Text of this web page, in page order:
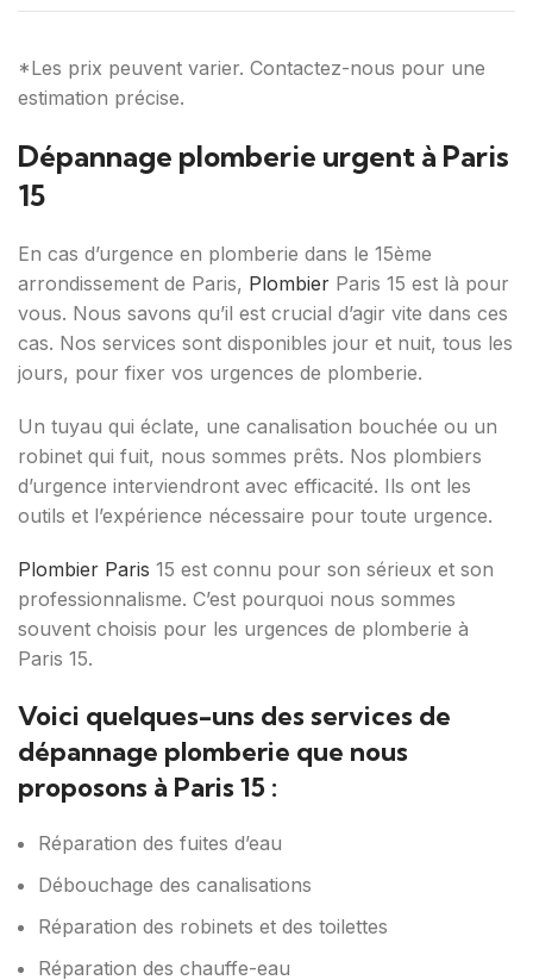
*Les prix peuvent varier. Contactez-nous pour une
estimation précise.
Dépannage plomberie urgent à Paris
15
En cas d’urgence en plomberie dans le 15ème
arrondissement de Paris, Plombier Paris 15 est là pour
vous. Nous savons qu’il est crucial d’agir vite dans ces
cas. Nos services sont disponibles jour et nuit, tous les
jours, pour fixer vos urgences de plomberie.
Un tuyau qui éclate, une canalisation bouchée ou un
robinet qui fuit, nous sommes prêts. Nos plombiers
d’urgence interviendront avec efficacité. Ils ont les
outils et l’expérience nécessaire pour toute urgence.
Plombier Paris 15 est connu pour son sérieux et son
professionnalisme. C’est pourquoi nous sommes
souvent choisis pour les urgences de plomberie à
Paris 15.
Voici quelques-uns des services de
dépannage plomberie que nous
proposons à Paris 15 :
Réparation des fuites d’eau
Débouchage des canalisations
Réparation des robinets et des toilettes
Réparation des chauffe-eau